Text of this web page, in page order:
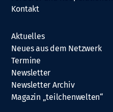
Kontakt
Aktuelles
Neues aus dem Netzwerk
Termine
Newsletter
Newsletter Archiv
Magazin „teilchenwelten“